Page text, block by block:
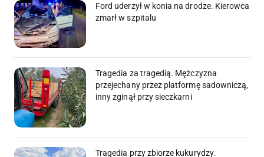
Ford uderzył w konia na drodze. Kierowca
zmarł w szpitalu
Tragedia za tragedią. Mężczyzna
przejechany przez platformę sadowniczą,
inny zginął przy sieczkarni
Tragedia przy zbiorze kukurydzy.